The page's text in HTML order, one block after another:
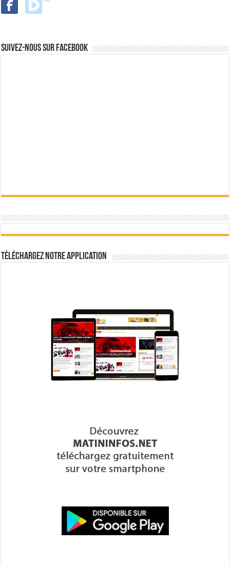
Suivez-nous sur Facebook
Téléchargez notre Application